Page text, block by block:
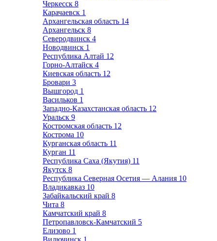
Черкесск 8
Карачаевск 1
Архангельская область 14
Архангельск 8
Северодвинск 4
Новодвинск 1
Республика Алтай 12
Горно-Алтайск 4
Киевская область 12
Бровари 3
Вышгород 1
Васильков 1
Западно-Казахстанская область 12
Уральск 9
Костромская область 12
Кострома 10
Курганская область 11
Курган 11
Республика Саха (Якутия) 11
Якутск 8
Республика Северная Осетия — Алания 10
Владикавказ 10
Забайкальский край 8
Чита 8
Камчатский край 8
Петропавловск-Камчатский 5
Елизово 1
Вилючинск 1